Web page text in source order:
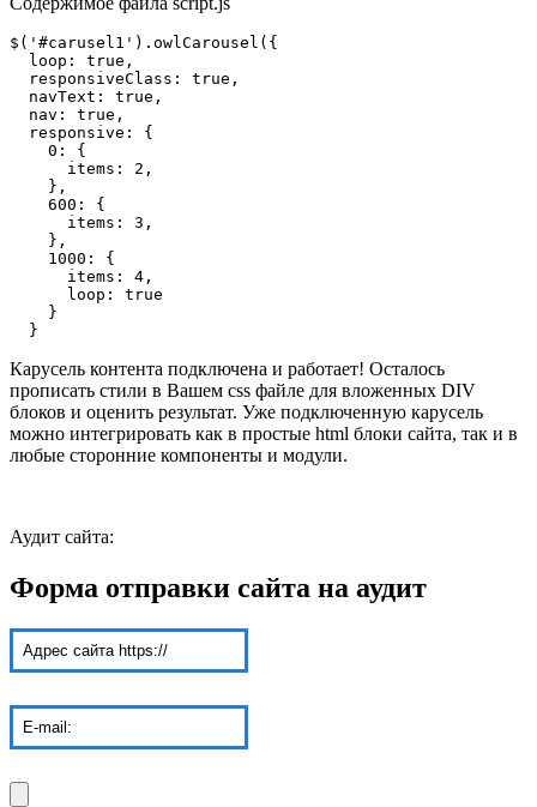
$('#carusel1').owlCarousel({
  loop: true,
  responsiveClass: true,
  navText: true,
  nav: true,
  responsive: {
    0: {
      items: 2,
    },
    600: {
      items: 3,
    },
    1000: {
      items: 4,
      loop: true
    }
  }
Карусель контента подключена и работает! Осталось
прописать стили в Вашем css файле для вложенных DIV
блоков и оценить результат. Уже подключенную карусель
можно интегрировать как в простые html блоки сайта, так и в
любые сторонние компоненты и модули.
Аудит сайта:
Форма отправки сайта на аудит